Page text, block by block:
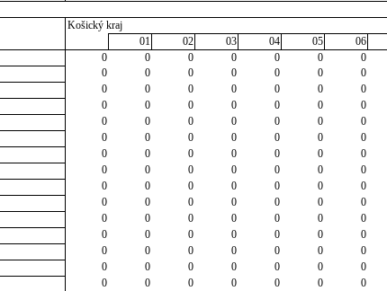
Košický kraj
01
02 03 04 05 06
0 0 0 0 0 0 0
0 0 0 0 0 0 0
0 0 0 0 0 0 0
0 0 0 0 0 0 0
0 0 0 0 0 0 0
0 0 0 0 0 0 0
0 0 0 0 0 0 0
0 0 0 0 0 0 0
0 0 0 0 0 0 0
0 0 0 0 0 0 0
0 0 0 0 0 0 0
0 0 0 0 0 0 0
0 0 0 0 0 0 0
0 0 0 0 0 0 0
0 0 0 0 0 0 0